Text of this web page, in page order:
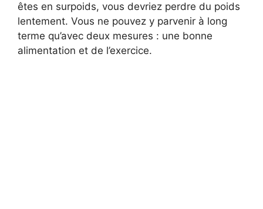
êtes en surpoids, vous devriez perdre du poids
lentement. Vous ne pouvez y parvenir à long
terme qu’avec deux mesures : une bonne
alimentation et de l’exercice.